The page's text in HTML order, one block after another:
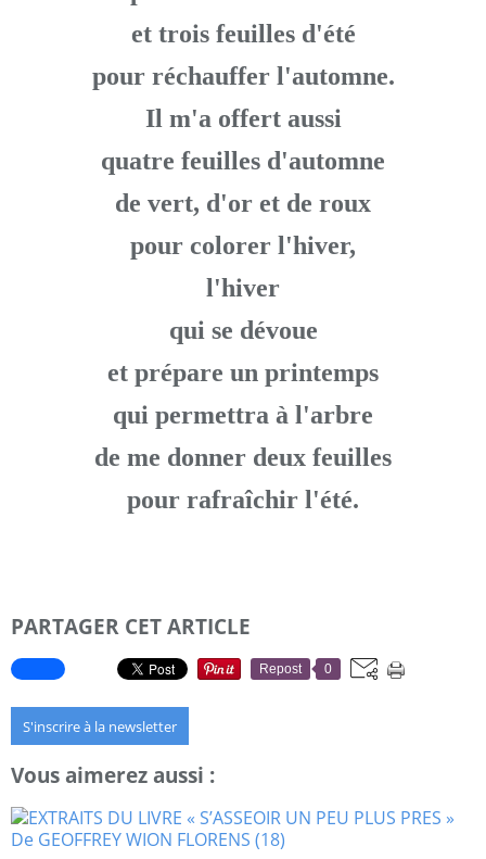
et trois feuilles d'été
pour réchauffer l'automne.
Il m'a offert aussi
quatre feuilles d'automne
de vert, d'or et de roux
pour colorer l'hiver,
l'hiver
qui se dévoue
et prépare un printemps
qui permettra à l'arbre
de me donner deux feuilles
pour rafraîchir l'été.
PARTAGER CET ARTICLE
Repost 0
S'inscrire à la newsletter
Vous aimerez aussi :